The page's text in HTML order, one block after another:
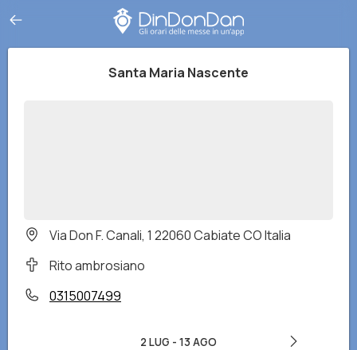
Santa Maria Nascente
Via Don F. Canali, 1 22060 Cabiate CO Italia
Rito ambrosiano
0315007499
2 LUG - 13 AGO